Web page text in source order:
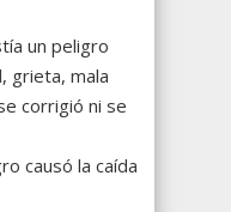
un peligro
grieta, mala
corrigió ni se
causó la caída